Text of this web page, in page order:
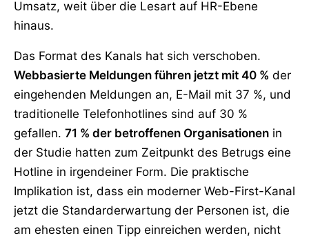
Umsatz, weit über die Lesart auf HR-Ebene
hinaus.
Das Format des Kanals hat sich verschoben.
Webbasierte Meldungen führen jetzt mit 40 % der
eingehenden Meldungen an, E-Mail mit 37 %, und
traditionelle Telefonhotlines sind auf 30 %
gefallen. 71 % der betroffenen Organisationen in
der Studie hatten zum Zeitpunkt des Betrugs eine
Hotline in irgendeiner Form. Die praktische
Implikation ist, dass ein moderner Web-First-Kanal
jetzt die Standarderwartung der Personen ist, die
am ehesten einen Tipp einreichen werden, nicht